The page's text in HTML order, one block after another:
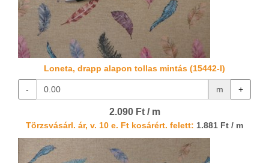
Loneta, drapp alapon tollas mintás (15442-I)
- m +
2.090 Ft / m
Törzsvásárl. ár, v. 10 e. Ft kosárért. felett: 1.881 Ft / m